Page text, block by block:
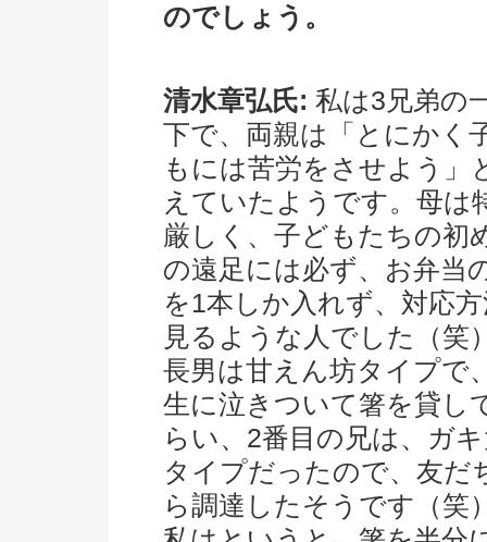
のでしょう。
清水章弘氏: 私は3兄弟の
下で、両親は「とにかく
もには苦労をさせよう」
えていたようです。母は
厳しく、子どもたちの初
の遠足には必ず、お弁当
を1本しか入れず、対応
見るような人でした（笑
長男は甘えん坊タイプで
生に泣きついて箸を貸し
らい、2番目の兄は、ガ
タイプだったので、友だ
ら調達したそうです（笑